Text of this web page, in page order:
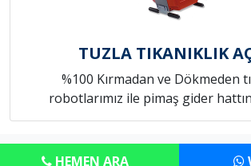
TUZLA TIKANIKLIK
%100 Kırmadan ve Dökmeden
robotlarımız ile pimaş gider
HEMEN ARA
Copyright © Anadolu Tesisat Servisi